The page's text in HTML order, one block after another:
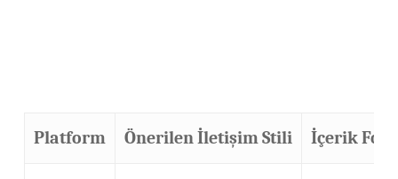
Platform Önerilen İletişim Stili İçerik